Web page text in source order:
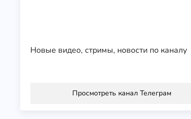
Новые видео, стримы, новости по каналу
Просмотреть канал Телеграм